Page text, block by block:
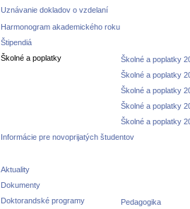
Uznávanie dokladov o vzdelaní
Harmonogram akademického roku
Štipendiá
Školné a poplatky
Školné a poplatky
Školné a poplatky
Školné a poplatky
Školné a poplatky
Školné a poplatky
Informácie pre novoprijatých študentov
Aktuality
Dokumenty
Doktorandské programy
Pedagogika